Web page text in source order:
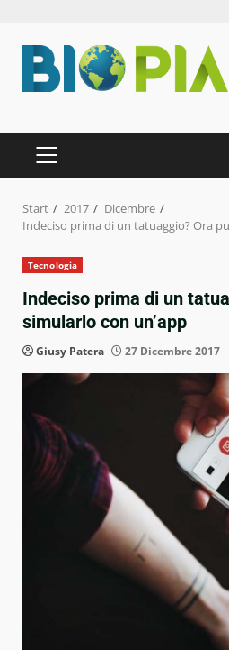
Inhalt
springen
PRIMÄRES
MENÜ
Start 2017
Dicembre
Indeciso prima di un tatuaggio? Ora
Tecnologia
Indeciso prima di un
simularlo con un’app
Giusy Patera 27 Dicembre 2017